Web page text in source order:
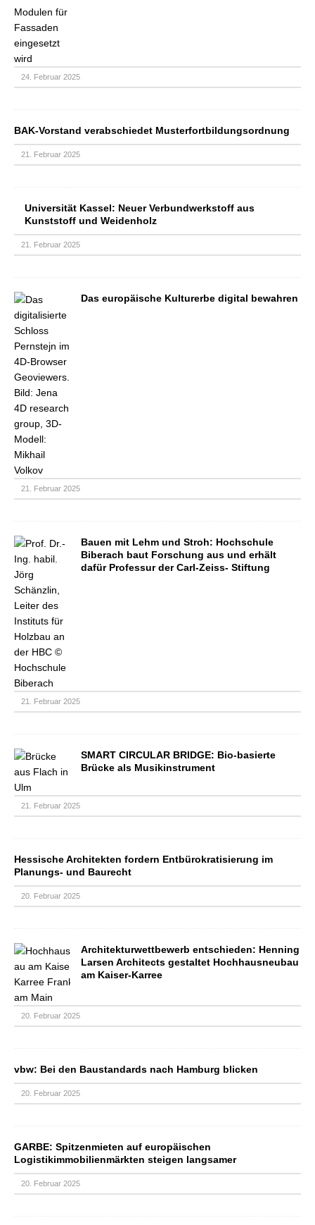
24. Februar 2025
BAK-Vorstand verabschiedet Musterfortbildungsordnung
21. Februar 2025
Universität Kassel: Neuer Verbundwerkstoff aus
Kunststoff und Weidenholz
21. Februar 2025
Das europäische Kulturerbe digital bewahren
21. Februar 2025
Bauen mit Lehm und Stroh: Hochschule
Biberach baut Forschung aus und erhält
dafür Professur der Carl-Zeiss- Stiftung
21. Februar 2025
SMART CIRCULAR BRIDGE: Bio-basierte
Brücke als Musikinstrument
21. Februar 2025
Hessische Architekten fordern Entbürokratisierung im
Planungs- und Baurecht
20. Februar 2025
Architekturwettbewerb entschieden: Henning
Larsen Architects gestaltet Hochhausneubau
am Kaiser-Karree
20. Februar 2025
vbw: Bei den Baustandards nach Hamburg blicken
20. Februar 2025
GARBE: Spitzenmieten auf europäischen
Logistikimmobilienmärkten steigen langsamer
20. Februar 2025